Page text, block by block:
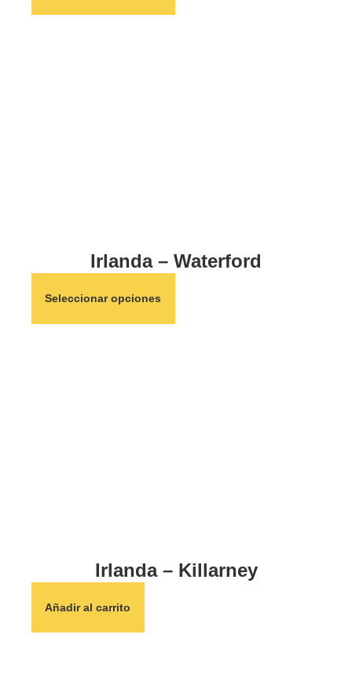
Irlanda – Waterford
Seleccionar opciones
Irlanda – Killarney
Añadir al carrito